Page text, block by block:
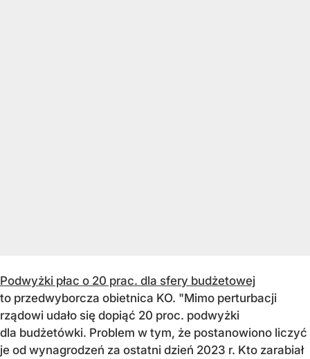
Podwyżki płac o 20 prac. dla sfery budżetowej
to przedwyborcza obietnica KO. "Mimo perturbacji
rządowi udało się dopiąć 20 proc. podwyżki
dla budżetówki. Problem w tym, że postanowiono liczyć
je od wynagrodzeń za ostatni dzień 2023 r. Kto zarabiał